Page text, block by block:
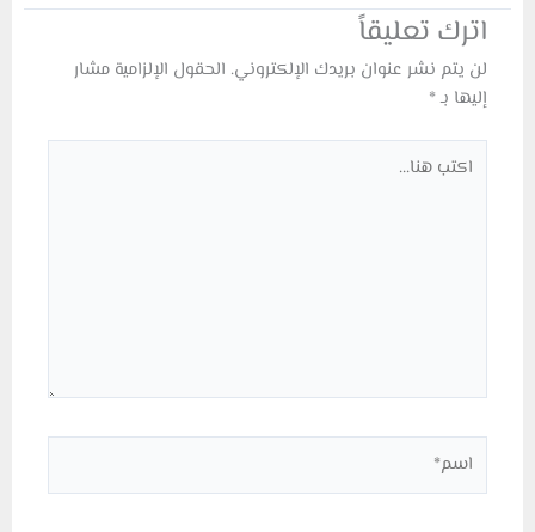
اترك تعليقاً
لن يتم نشر عنوان بريدك الإلكتروني. الحقول الإلزامية مشار
إليها بـ*
هنا...